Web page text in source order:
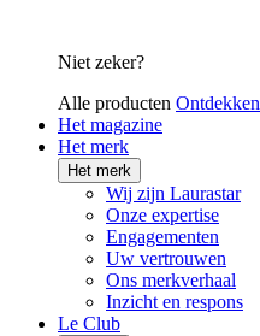
Niet zeker?
Alle producten Ontdekken
Het magazine
Het merk
Het merk
Wij zijn Laurastar
Onze expertise
Engagementen
Uw vertrouwen
Ons merkverhaal
Inzicht en respons
Le Club